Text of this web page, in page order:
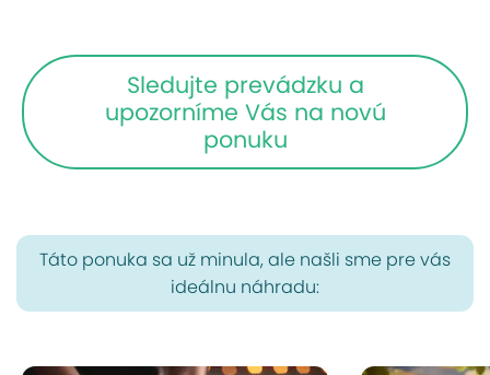
Sledujte prevádzku a
upozorníme Vás na novú
ponuku
Táto ponuka sa už minula, ale našli sme pre vás
ideálnu náhradu: